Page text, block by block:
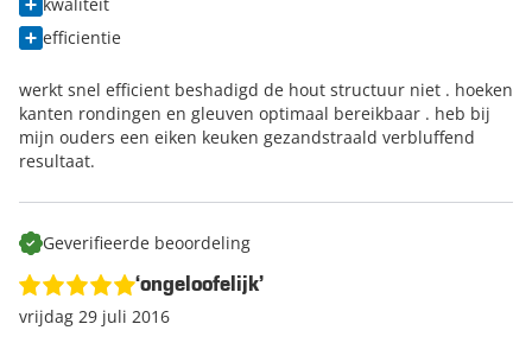
efficientie
werkt snel efficient beshadigd de hout structuur niet . hoeken
kanten rondingen en gleuven optimaal bereikbaar . heb bij
mijn ouders een eiken keuken gezandstraald verbluffend
resultaat.
Geverifieerde beoordeling
‘ongeloofelijk’
vrijdag 29 juli 2016